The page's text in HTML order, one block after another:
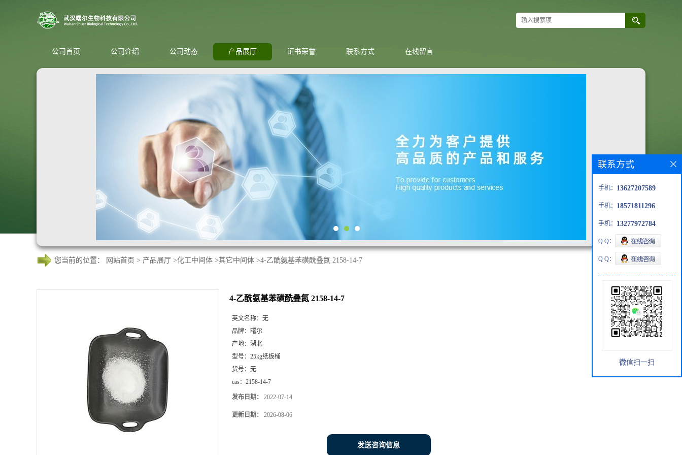
公司首页 公司介绍 公司动态 产品展厅 证书荣誉 联系方式 在线留言
您当前的位置： 网站首页 > 产品展厅 >化工中间体 >其它中间体 >4-乙酰氨基苯磺酰叠氮 2158-14-7
4-乙酰氨基苯磺酰叠氮 2158-14-7
英文名称： 无
品牌： 曙尔
产地： 湖北
型号： 25kg纸板桶
货号： 无
cas： 2158-14-7
发布日期： 2022-07-14
更新日期： 2026-08-06
发送咨询信息
联系方式
手机： 13627207589
手机： 18571811296
手机： 13277972784
Q Q：
Q Q：
微信扫一扫